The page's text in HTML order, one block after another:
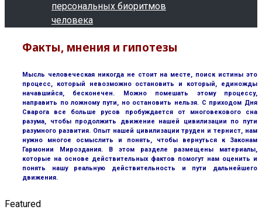
персональных биоритмов
человека
Факты, мнения и гипотезы
Мысль человеческая никогда не стоит на месте, поиск истины это
процесс, который невозможно остановить и который, единожды
начавшийся, бесконечен. Можно помешать этому процессу,
направить по ложному пути, но остановить нельзя. С приходом Дня
Сварога все больше русов пробуждается от многовекового сна
разума, чтобы продолжить движение нашей цивилизации по пути
разумного развития. Опыт нашей цивилизации труден и тернист, нам
нужно многое осмыслить и понять, чтобы вернуться к Законам
Гармонии Мироздания. В этом разделе размещены материалы,
которые на основе действительных фактов помогут нам оценить и
понять нашу реальную действительность и пути дальнейшего
движения.
Featured